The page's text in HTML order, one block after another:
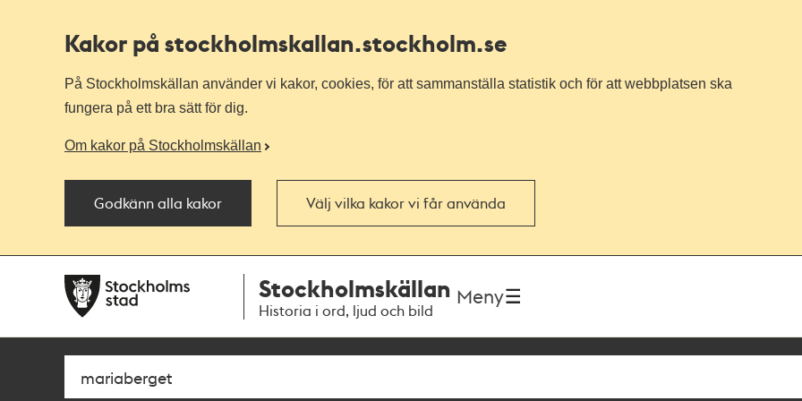
Kakor på stockholmskallan.stockholm.se
På Stockholmskällan använder vi kakor, cookies, för att sammanställa statistik och för att webbplatsen ska
fungera på ett bra sätt för dig.
Om kakor på Stockholmskällan
Godkänn alla kakor Välj vilka kakor vi får använda
navigationen
huvudinnehållet
Stockholmskällan
Historia i ord, ljud och bild
Meny
Sök